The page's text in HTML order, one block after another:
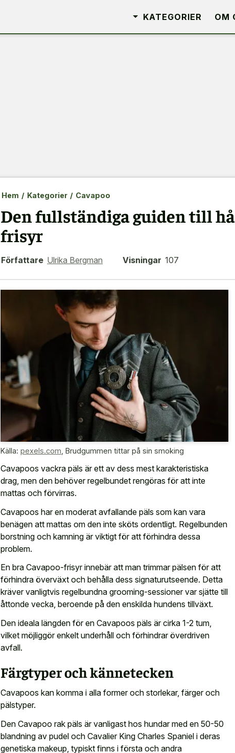
KATEGORIER OM
Hem / Kategorier / Cavapoo
Den fullständiga guiden till
frisyr
Författare Ulrika Bergman Visningar 107
Källa: pexels.com Brudgummen tittar på sin smoking
Cavapoos vackra päls är ett av dess mest karakteristiska
drag, men den behöver regelbundet rengöras för att inte
mattas och förvirras.
Cavapoos har en moderat avfallande päls som kan vara
benägen att mattas om den inte sköts ordentligt. Regelbunden
borstning och kamning är viktigt för att förhindra dessa
problem.
En bra Cavapoo-frisyr innebär att man trimmar pälsen för att
förhindra överväxt och behålla dess signaturutseende. Detta
kräver vanligtvis regelbundna grooming-sessioner var sjätte till
åttonde vecka, beroende på den enskilda hundens tillväxt.
Den ideala längden för en Cavapoos päls är cirka 1-2 tum,
vilket möjliggör enkelt underhåll och förhindrar överdriven
avfall.
Färgtyper och kännetecken
Cavapoos kan komma i alla former och storlekar, färger och
pälstyper.
Den Cavapoo rak päls är vanligast hos hundar med en 50-50
blandning av pudel och Cavalier King Charles Spaniel i deras
genetiska makeup, typiskt finns i första och andra